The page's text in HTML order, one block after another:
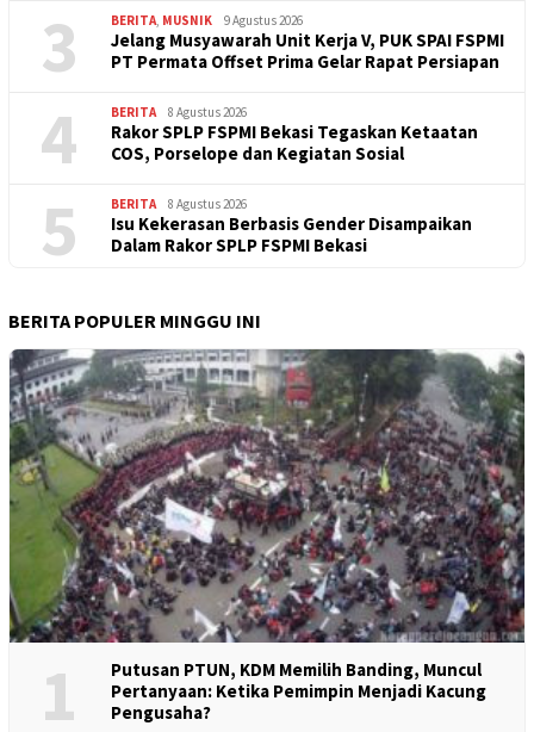
3 BERITA, MUSNIK 9 Agustus 2026
Jelang Musyawarah Unit Kerja V, PUK SPAI FSPMI
PT Permata Offset Prima Gelar Rapat Persiapan
4 BERITA 8 Agustus 2026
Rakor SPLP FSPMI Bekasi Tegaskan Ketaatan
COS, Porselope dan Kegiatan Sosial
5 BERITA 8 Agustus 2026
Isu Kekerasan Berbasis Gender Disampaikan
Dalam Rakor SPLP FSPMI Bekasi
BERITA POPULER MINGGU INI
1
Putusan PTUN, KDM Memilih Banding, Muncul
Pertanyaan: Ketika Pemimpin Menjadi Kacung
Pengusaha?